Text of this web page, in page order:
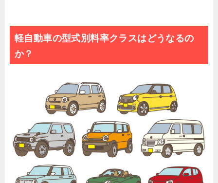
軽自動車の型式別料率クラスはどうなるの
か？